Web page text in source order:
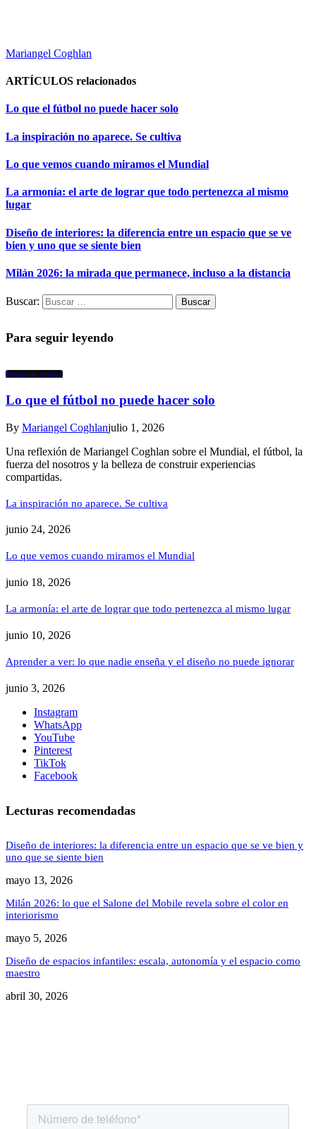
Mariangel Coghlan
ARTÍCULOS relacionados
Lo que el fútbol no puede hacer solo
La inspiración no aparece. Se cultiva
Lo que vemos cuando miramos el Mundial
La armonía: el arte de lograr que todo pertenezca al mismo
lugar
Diseño de interiores: la diferencia entre un espacio que se ve
bien y uno que se siente bien
Milán 2026: la mirada que permanece, incluso a la distancia
Buscar:
Para seguir leyendo
Pensar el diseño
Lo que el fútbol no puede hacer solo
By Mariangel Coghlanjulio 1, 2026
Una reflexión de Mariangel Coghlan sobre el Mundial, el fútbol, la
fuerza del nosotros y la belleza de construir experiencias
compartidas.
La inspiración no aparece. Se cultiva
junio 24, 2026
Lo que vemos cuando miramos el Mundial
junio 18, 2026
La armonía: el arte de lograr que todo pertenezca al mismo lugar
junio 10, 2026
Aprender a ver: lo que nadie enseña y el diseño no puede ignorar
junio 3, 2026
Instagram
WhatsApp
YouTube
Pinterest
TikTok
Facebook
Lecturas recomendadas
Diseño de interiores: la diferencia entre un espacio que se ve bien y
uno que se siente bien
mayo 13, 2026
Milán 2026: lo que el Salone del Mobile revela sobre el color en
interiorismo
mayo 5, 2026
Diseño de espacios infantiles: escala, autonomía y el espacio como
maestro
abril 30, 2026